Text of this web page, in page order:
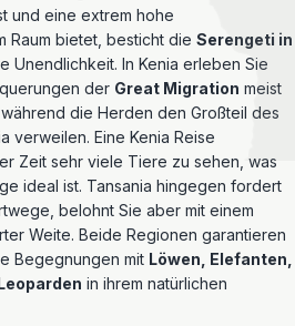
und eine extrem hohe
Raum bietet, besticht die Serengeti in
Unendlichkeit. In Kenia erleben Sie
der Great Migration meist
die Herden den Großteil des
verweilen. Eine Kenia Reise
Zeit sehr viele Tiere zu sehen, was
ideal ist. Tansania hingegen fordert
belohnt Sie aber mit einem
Weite. Beide Regionen garantieren
Begegnungen mit Löwen, Elefanten,
in ihrem natürlichen